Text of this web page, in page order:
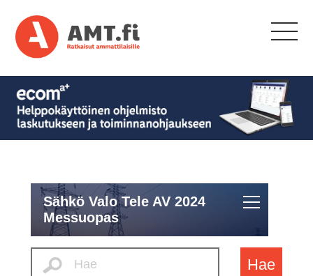
Sähkö Valo Tele AV 2024
Messuopas
Hae